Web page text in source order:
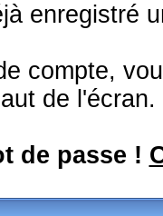
enregistré
compte,
de l'écran.
de passe !